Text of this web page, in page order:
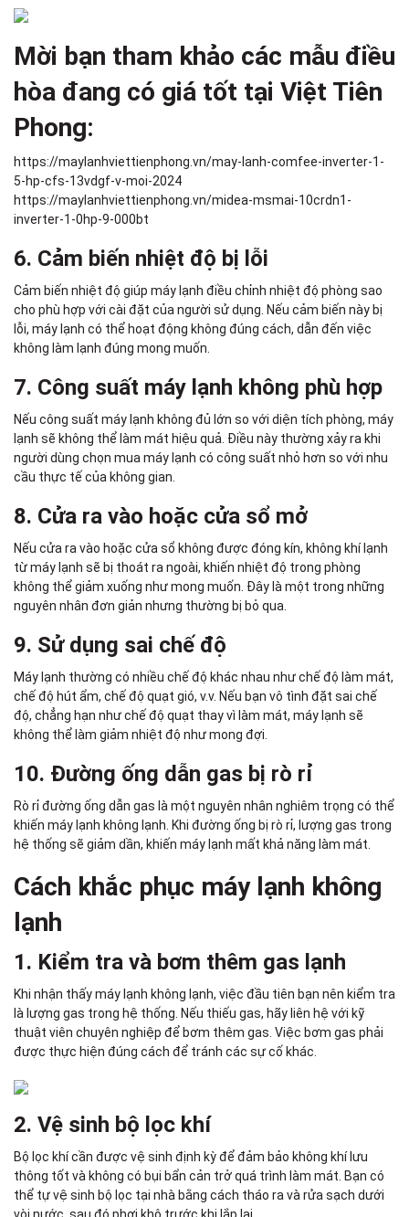
Mời bạn tham khảo các mẫu điều
hòa đang có giá tốt tại Việt Tiên
Phong:
https://maylanhviettienphong.vn/may-lanh-comfee-inverter-1-
5-hp-cfs-13vdgf-v-moi-2024
https://maylanhviettienphong.vn/midea-msmai-10crdn1-
inverter-1-0hp-9-000bt
6. Cảm biến nhiệt độ bị lỗi
Cảm biến nhiệt độ giúp máy lạnh điều chỉnh nhiệt độ phòng sao
cho phù hợp với cài đặt của người sử dụng. Nếu cảm biến này bị
lỗi, máy lạnh có thể hoạt động không đúng cách, dẫn đến việc
không làm lạnh đúng mong muốn.
7. Công suất máy lạnh không phù hợp
Nếu công suất máy lạnh không đủ lớn so với diện tích phòng, máy
lạnh sẽ không thể làm mát hiệu quả. Điều này thường xảy ra khi
người dùng chọn mua máy lạnh có công suất nhỏ hơn so với nhu
cầu thực tế của không gian.
8. Cửa ra vào hoặc cửa sổ mở
Nếu cửa ra vào hoặc cửa sổ không được đóng kín, không khí lạnh
từ máy lạnh sẽ bị thoát ra ngoài, khiến nhiệt độ trong phòng
không thể giảm xuống như mong muốn. Đây là một trong những
nguyên nhân đơn giản nhưng thường bị bỏ qua.
9. Sử dụng sai chế độ
Máy lạnh thường có nhiều chế độ khác nhau như chế độ làm mát,
chế độ hút ẩm, chế độ quạt gió, v.v. Nếu bạn vô tình đặt sai chế
độ, chẳng hạn như chế độ quạt thay vì làm mát, máy lạnh sẽ
không thể làm giảm nhiệt độ như mong đợi.
10. Đường ống dẫn gas bị rò rỉ
Rò rỉ đường ống dẫn gas là một nguyên nhân nghiêm trọng có thể
khiến máy lạnh không lạnh. Khi đường ống bị rò rỉ, lượng gas trong
hệ thống sẽ giảm dần, khiến máy lạnh mất khả năng làm mát.
Cách khắc phục máy lạnh không
lạnh
1. Kiểm tra và bơm thêm gas lạnh
Khi nhận thấy máy lạnh không lạnh, việc đầu tiên bạn nên kiểm tra
là lượng gas trong hệ thống. Nếu thiếu gas, hãy liên hệ với kỹ
thuật viên chuyên nghiệp để bơm thêm gas. Việc bơm gas phải
được thực hiện đúng cách để tránh các sự cố khác.
2. Vệ sinh bộ lọc khí
Bộ lọc khí cần được vệ sinh định kỳ để đảm bảo không khí lưu
thông tốt và không có bụi bẩn cản trở quá trình làm mát. Bạn có
thể tự vệ sinh bộ lọc tại nhà bằng cách tháo ra và rửa sạch dưới